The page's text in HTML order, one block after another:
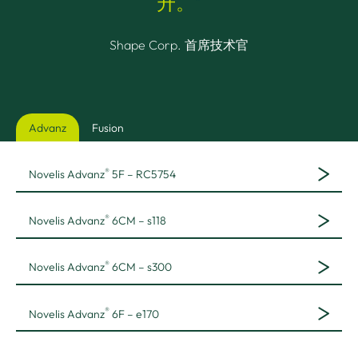
Shape Corp. 首席技术官
Advanz Fusion
Novelis Advanz® 5F – RC5754
Novelis Advanz® 6CM – s118
Novelis Advanz® 6CM – s300
Novelis Advanz® 6F – e170